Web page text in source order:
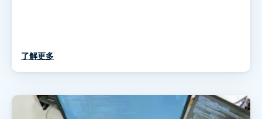
了解更多